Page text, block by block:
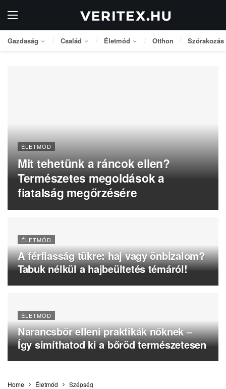
Gazdaság Család Életmód Otthon Szórakozás
ÉLETMÓD
Mit tehetünk a ráncok ellen?
Természetes megoldások a
fiatalság megőrzésére
ÉLETMÓD
A férfiasság tükre: haj vagy önbizalom?
Tabuk nélkül a hajbeültetés témáról!
ÉLETMÓD
Narancsbőr elleni praktikák nőknek –
Így simíthatod ki a bőröd természetesen
Home Életmód Szépség